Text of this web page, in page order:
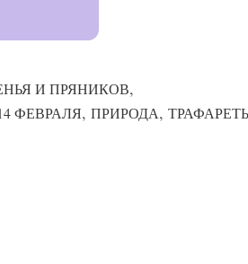
И ПРЯНИКОВ,
ФЕВРАЛЯ, ПРИРОДА,